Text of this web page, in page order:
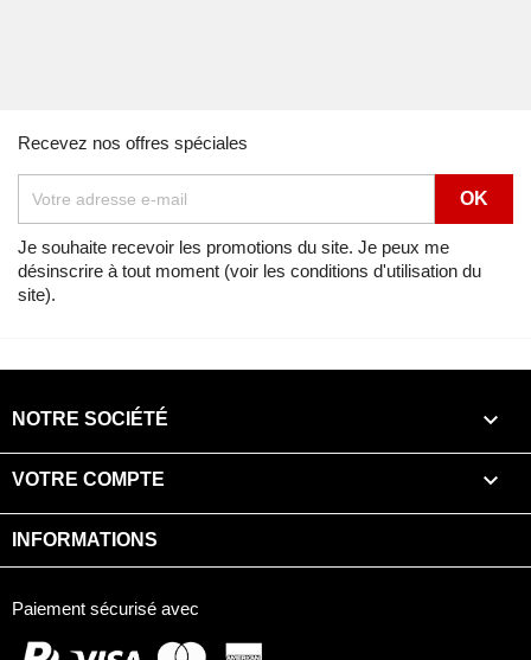
Recevez nos offres spéciales
Je souhaite recevoir les promotions du site. Je peux me
désinscrire à tout moment (voir les conditions d'utilisation du
site).
NOTRE SOCIÉTÉ 
VOTRE COMPTE 
INFORMATIONS
Paiement sécurisé avec